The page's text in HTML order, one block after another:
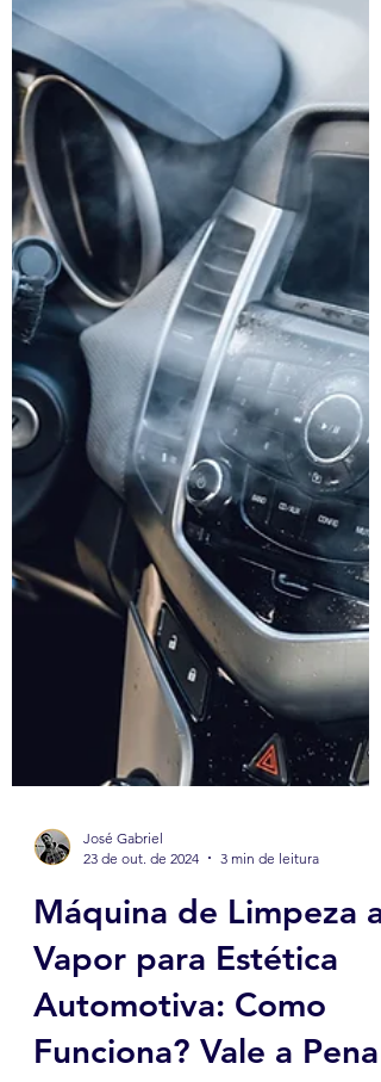
José Gabriel
23 de out. de 2024
3 min de leitura
Máquina de Limpeza a